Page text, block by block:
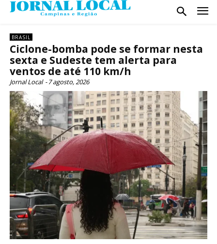
BRASIL
Ciclone-bomba pode se formar nesta
sexta e Sudeste tem alerta para
ventos de até 110 km/h
Jornal Local - 7 agosto, 2026